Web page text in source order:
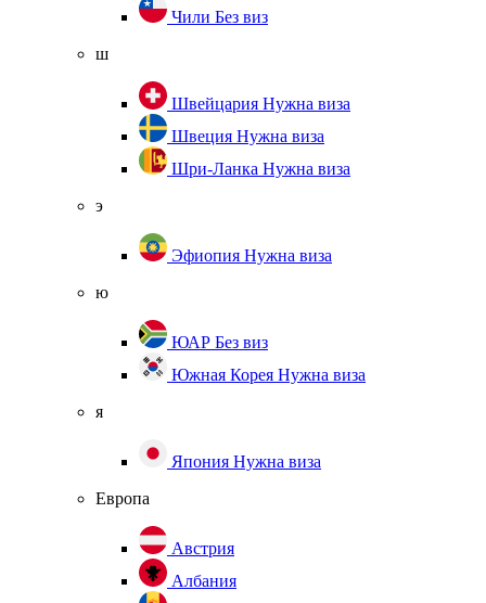
Чили Без виз
ш
Швейцария Нужна виза
Швеция Нужна виза
Шри-Ланка Нужна виза
э
Эфиопия Нужна виза
ю
ЮАР Без виз
Южная Корея Нужна виза
я
Япония Нужна виза
Европа
Австрия
Албания